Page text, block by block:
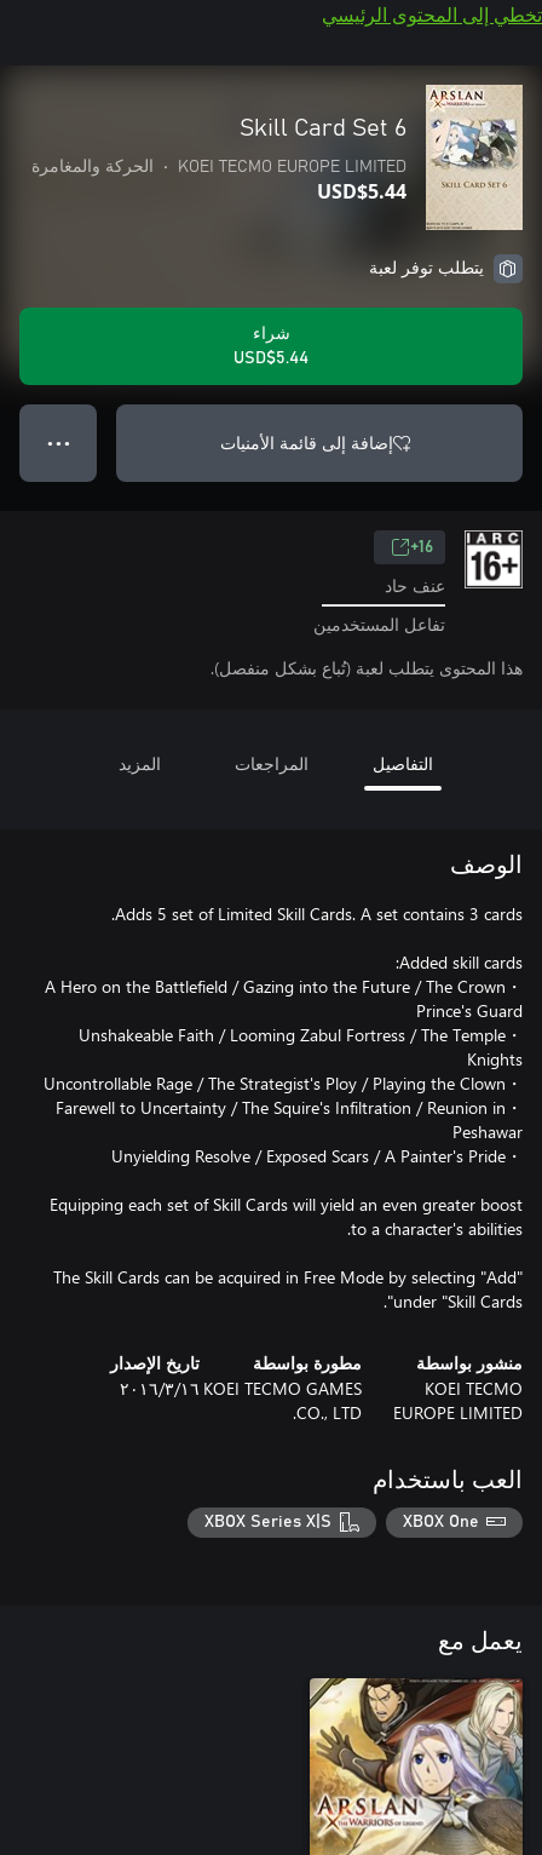
تخطي إلى المحتوى الرئيسي
Skill Card Set 6
KOEI TECMO EUROPE LIMITED
• الحركة والمغامرة
USD$5.44
يتطلب توفر لعبة
شراء
USD$5.44
إضافة إلى قائمة الأمنيات ● ● ●
16+
عنف حاد
تفاعل المستخدمين
هذا المحتوى يتطلب لعبة (تُباع بشكل منفصل).
التفاصيل المراجعات المزيد
الوصف
・A Hero on the Battlefield / Gazing into the Future / The Crown
・Unshakeable Faith / Looming Zabul Fortress / The Temple
・Farewell to Uncertainty / The Squire's Infiltration / Reunion in
Equipping each set of Skill Cards will yield an even greater boost
The Skill Cards can be acquired in Free Mode by selecting "Add"
under "Skill Cards".
منشور بواسطة
KOEI TECMO
EUROPE LIMITED
مطورة بواسطة
KOEI TECMO GAMES
CO., LTD.
تاريخ الإصدار
١٦‏/٣‏/٢٠١٦
العب باستخدام
XBOX One
XBOX Series X|S
يعمل مع